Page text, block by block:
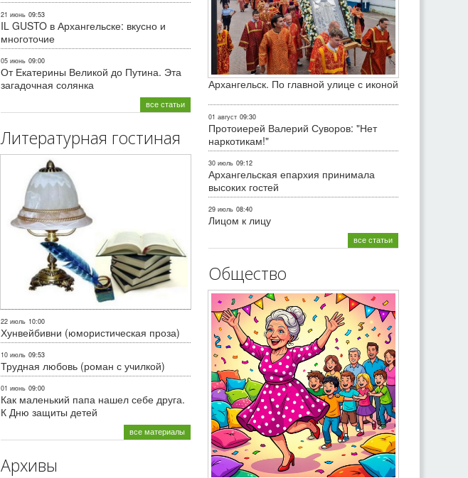
21 июнь 09:53
IL GUSTO в Архангельске: вкусно и
многоточие
05 июнь 09:00
От Екатерины Великой до Путина. Эта
загадочная солянка
все статьи
Литературная гостиная
22 июль 10:00
Хунвейбивни (юмористическая проза)
10 июль 09:53
Трудная любовь (роман с училкой)
01 июнь 09:00
Как маленький папа нашел себе друга.
К Дню защиты детей
все материалы
Архивы
Архангельск. По главной улице с иконой
01 август 09:30
Протоиерей Валерий Суворов: "Нет
наркотикам!"
30 июль 09:12
Архангельская епархия принимала
высоких гостей
29 июль 08:40
Лицом к лицу
все статьи
Общество